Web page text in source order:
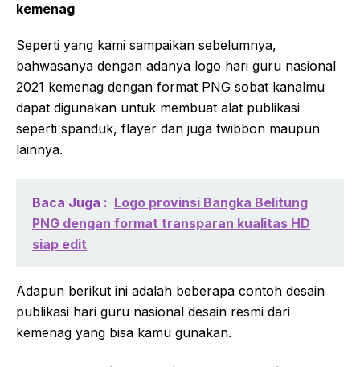
kemenag
Seperti yang kami sampaikan sebelumnya,
bahwasanya dengan adanya logo hari guru nasional
2021 kemenag dengan format PNG sobat kanalmu
dapat digunakan untuk membuat alat publikasi
seperti spanduk, flayer dan juga twibbon maupun
lainnya.
Baca Juga : Logo provinsi Bangka Belitung
PNG dengan format transparan kualitas HD
siap edit
Adapun berikut ini adalah beberapa contoh desain
publikasi hari guru nasional desain resmi dari
kemenag yang bisa kamu gunakan.